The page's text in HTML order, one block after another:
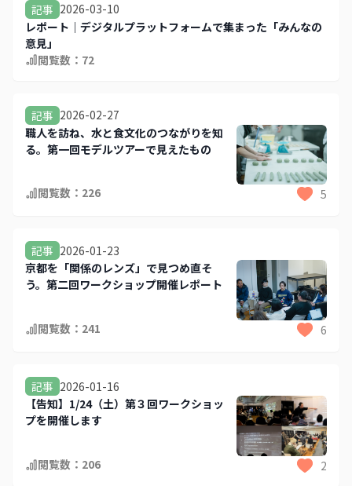
記事 2026-03-10
レポート｜デジタルプラットフォームで集まった「みんなの
意見」
閲覧数： 72
記事 2026-02-27
職人を訪ね、水と食文化のつながりを知
る。第一回モデルツアーで見えたもの
閲覧数： 226 5
記事 2026-01-23
京都を「関係のレンズ」で見つめ直そ
う。第二回ワークショップ開催レポート
閲覧数： 241 6
記事 2026-01-16
【告知】1/24（土）第３回ワークショッ
プを開催します
閲覧数： 206 2